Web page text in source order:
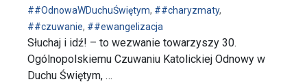
##OdnowaWDuchuŚwiętym, ##charyzmaty,
##czuwanie, ##ewangelizacja
Słuchaj i idź! – to wezwanie towarzyszy 30.
Ogólnopolskiemu Czuwaniu Katolickiej Odnowy w
Duchu Świętym, …